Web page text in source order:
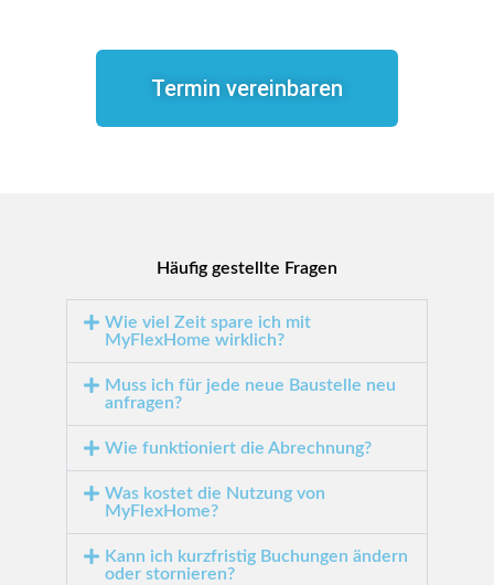
Termin vereinbaren
Häufig gestellte Fragen
Wie viel Zeit spare ich mit
MyFlexHome wirklich?
Muss ich für jede neue Baustelle neu
anfragen?
Wie funktioniert die Abrechnung?
Was kostet die Nutzung von
MyFlexHome?
Kann ich kurzfristig Buchungen ändern
oder stornieren?